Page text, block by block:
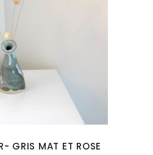
GRIS MAT ET ROSE